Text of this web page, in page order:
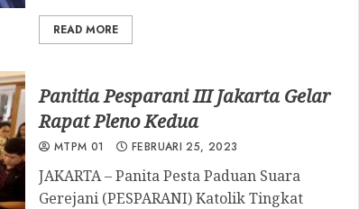
READ MORE
Panitia Pesparani III Jakarta Gelar
Rapat Pleno Kedua
MTPM 01 FEBRUARI 25, 2023
JAKARTA – Panita Pesta Paduan Suara
Gerejani (PESPARANI) Katolik Tingkat